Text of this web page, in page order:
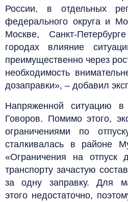
России, в отдельных
федерального округа и
Москве, Санкт-
городах влияние
преимущественно через
необходимость
дозаправки», – добавил
Напряженной ситуацию
Говоров. Помимо этого,
ограничениями по
сталкивалась в районе
«Ограничения на отпуск
транспорту зачастую
за одну заправку. Для
этого недостаточно,